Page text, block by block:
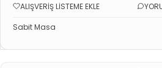
ALIŞVERIŞ LISTEME EKLE
Sabit Masa